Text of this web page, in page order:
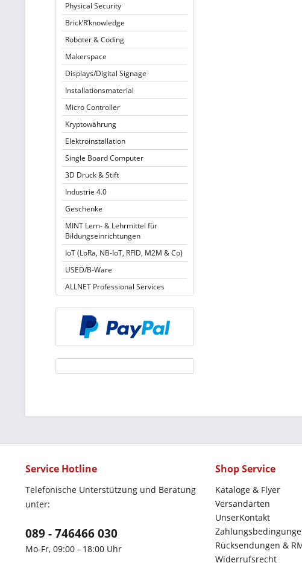
Physical Security
Brick’R’knowledge
Roboter & Coding
Makerspace
Displays/Digital Signage
Installationsmaterial
Micro Controller
Kryptowährung
Elektroinstallation
Single Board Computer
3D Druck & Stift
Industrie 4.0
Geschenke
MINT Lern- & Lehrmittel für
Bildungseinrichtungen
IoT (LoRa, NB-IoT, RFID, M2M & Co)
USED/B-Ware
ALLNET Professional Services
Service Hotline
Telefonische Unterstützung und Beratung
unter:
089 - 746466 030
Mo-Fr, 09:00 - 18:00 Uhr
Shop Service
Kataloge & Flyer
Versandarten
UnserKontakt
Rücksendungen &
Widerrufsrecht